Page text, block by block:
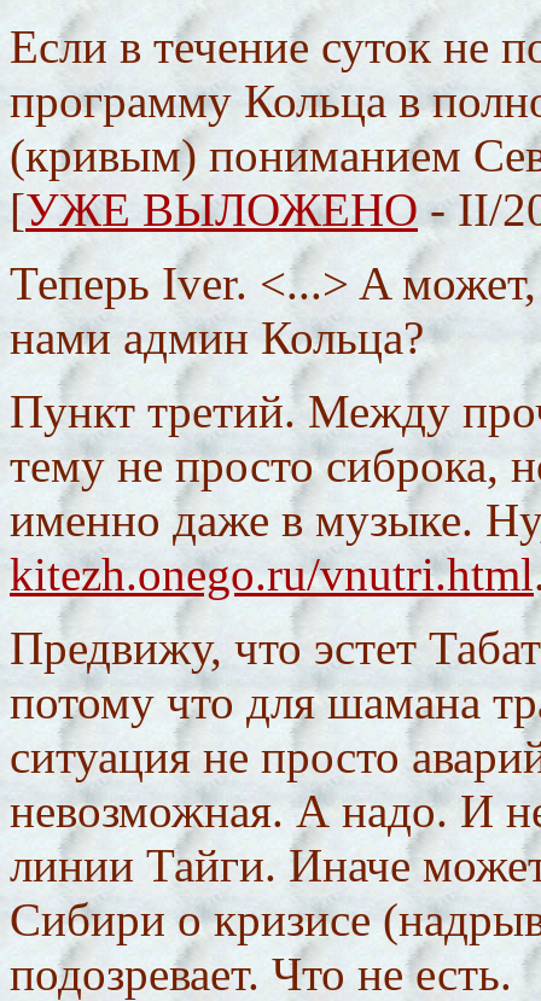
Если в течение суток не
программу Кольца в
(кривым) пониманием
[УЖЕ ВЫЛОЖЕНО - II/
Теперь Iver. <...> A
нами админ Кольца?
Пункт третий. Между
тему не просто сиброка,
именно даже в музыке.
kitezh.onego.ru/vnutri.html
Предвижу, что эстет
потому что для шамана
ситуация не просто
невозможная. А надо. И
линии Тайги. Иначе
Сибири о кризисе
подозревает. Что не есть.